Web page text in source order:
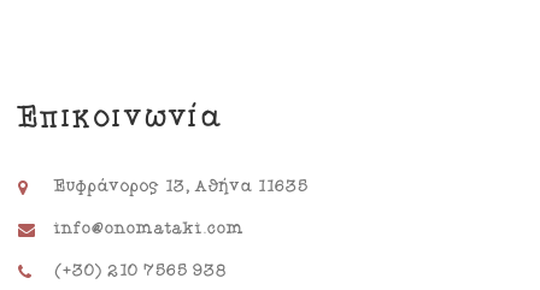
Επικοινωνία
Ευφράνορος 13, Αθήνα 11635
info@onomataki.com
(+30) 210 7565 938